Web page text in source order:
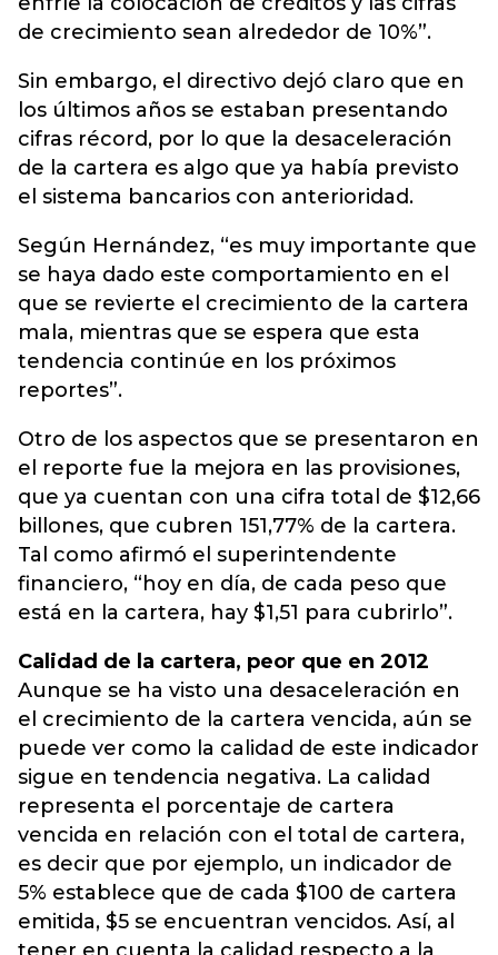
de crecimiento sean alrededor de 10%”.
Sin embargo, el directivo dejó claro que en
los últimos años se estaban presentando
cifras récord, por lo que la desaceleración
de la cartera es algo que ya había previsto
el sistema bancarios con anterioridad.
Según Hernández, “es muy importante que
se haya dado este comportamiento en el
que se revierte el crecimiento de la cartera
mala, mientras que se espera que esta
tendencia continúe en los próximos
reportes”.
Otro de los aspectos que se presentaron en
el reporte fue la mejora en las provisiones,
que ya cuentan con una cifra total de $12,66
billones, que cubren 151,77% de la cartera.
Tal como afirmó el superintendente
financiero, “hoy en día, de cada peso que
está en la cartera, hay $1,51 para cubrirlo”.
Calidad de la cartera, peor que en 2012
Aunque se ha visto una desaceleración en
el crecimiento de la cartera vencida, aún se
puede ver como la calidad de este indicador
sigue en tendencia negativa. La calidad
representa el porcentaje de cartera
vencida en relación con el total de cartera,
es decir que por ejemplo, un indicador de
5% establece que de cada $100 de cartera
emitida, $5 se encuentran vencidos. Así, al